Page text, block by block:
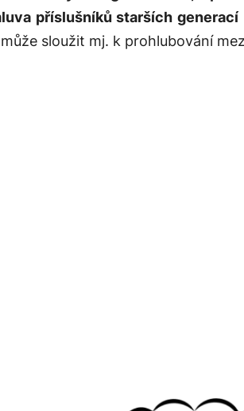
příslušníků starších generací
sloužit mj. k prohlubování